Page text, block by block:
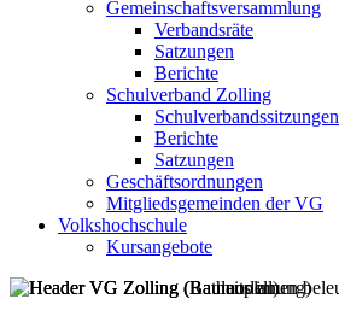
Gemeinschaftsversammlung
Verbandsräte
Satzungen
Berichte
Schulverband Zolling
Schulverbandssitzungen
Berichte
Satzungen
Geschäftsordnungen
Mitgliedsgemeinden der VG
Volkshochschule
Kursangebote